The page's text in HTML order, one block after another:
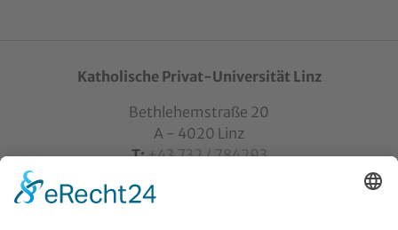
Katholische Privat-Universität Linz
Bethlehemstraße 20
A - 4020 Linz
T:+43 732 / 784293